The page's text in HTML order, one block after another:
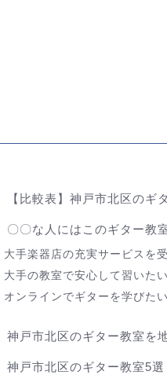
【比較表】神戸市北区のギ
〇〇な人にはこのギター教
大手楽器店の充実サービスを
大手の教室で安心して習いたい
オンラインでギターを学びたい
神戸市北区のギター教室を
神戸市北区のギター教室5選